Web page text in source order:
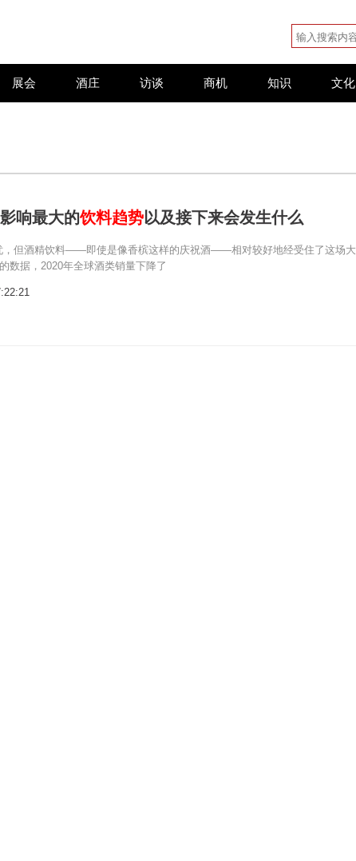
展会 酒庄 访谈 商机 知识 文化
响最大的饮料趋势以及接下来会发生什么
，但酒精饮料——即使是像香槟这样的庆祝酒——相对较好地经受住了这场大
数据，2020年全球酒类销量下降了